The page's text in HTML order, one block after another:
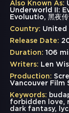
Also Known As:
Underworld II:
Evoluutio, 黑夜传
Country: United
Release Date:
Duration: 106
Writers: Len
Production:
Vancouver Film
Keywords:
forbidden love,
dark fantasy,